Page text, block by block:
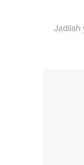
Jadilah